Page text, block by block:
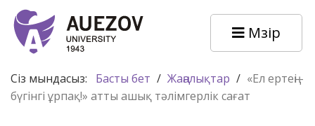
Мәзір
Сіз мындасыз: Басты бет / Жаңалықтар / «Ел ертеңі -
бүгінгі ұрпақ!» атты ашық тәлімгерлік сағат